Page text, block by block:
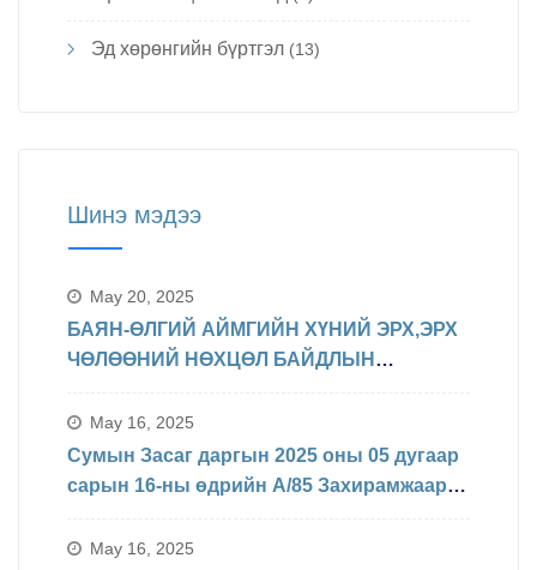
Эд хөрөнгийн бүртгэл (13)
Шинэ мэдээ
May 20, 2025
БАЯН-ӨЛГИЙ АЙМГИЙН ХҮНИЙ ЭРХ,ЭРХ
ЧӨЛӨӨНИЙ НӨХЦӨЛ БАЙДЛЫН
May 16, 2025
Сумын Засаг даргын 2025 оны 05 дугаар
сарын 16-ны өдрийн А/85 Захирамжаар
явагдахаар болсон.
May 16, 2025